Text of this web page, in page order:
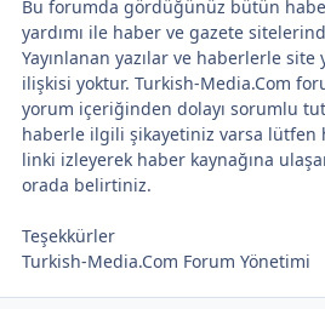
Bu forumda gördüğünüz bütün
yardımı ile haber ve gazete
Yayınlanan yazılar ve haberlerle
ilişkisi yoktur. Turkish-Media.Com
yorum içeriğinden dolayı sorumlu
haberle ilgili şikayetiniz varsa lütfen
linki izleyerek haber kaynağına
orada belirtiniz.
Teşekkürler
Turkish-Media.Com Forum Yönetimi